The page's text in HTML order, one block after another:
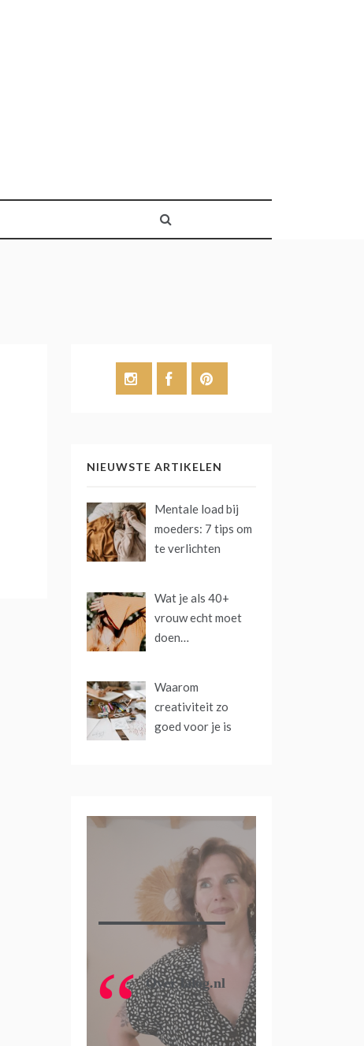
NIEUWSTE ARTIKELEN
Mentale load bij
moeders: 7 tips om
te verlichten
Wat je als 40+
vrouw echt moet
doen…
Waarom
creativiteit zo
goed voor je is
Over lalog.nl